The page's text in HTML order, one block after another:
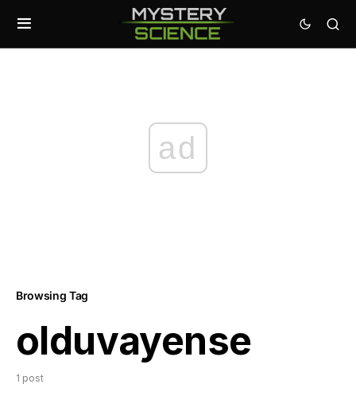
ad
Browsing Tag
olduvayense
1 post